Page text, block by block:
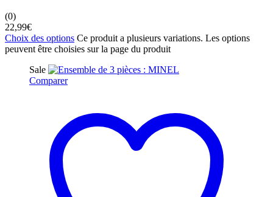
(0)
22,99€
Choix des options Ce produit a plusieurs variations. Les options
peuvent être choisies sur la page du produit
Sale
Comparer